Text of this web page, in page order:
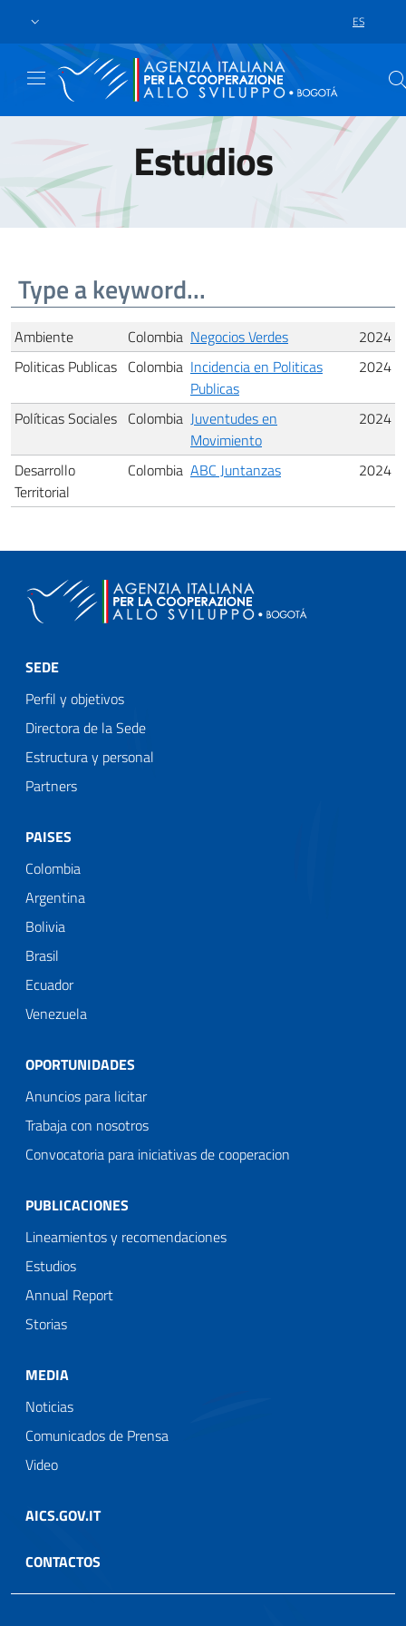
ES
Estudios
Ambiente Colombia Negocios Verdes
2024
Politicas Publicas Colombia Incidencia en Politicas
Publicas
2024
Políticas Sociales Colombia Juventudes en
Movimiento
2024
Desarrollo
Territorial
Colombia ABC Juntanzas 2024
SEDE
Perfil y objetivos
Directora de la Sede
Estructura y personal
Partners
PAISES
Colombia
Argentina
Bolivia
Brasil
Ecuador
Venezuela
OPORTUNIDADES
Anuncios para licitar
Trabaja con nosotros
Convocatoria para iniciativas de cooperacion
PUBLICACIONES
Lineamientos y recomendaciones
Estudios
Annual Report
Storias
MEDIA
Noticias
Comunicados de Prensa
Video
AICS.GOV.IT
CONTACTOS